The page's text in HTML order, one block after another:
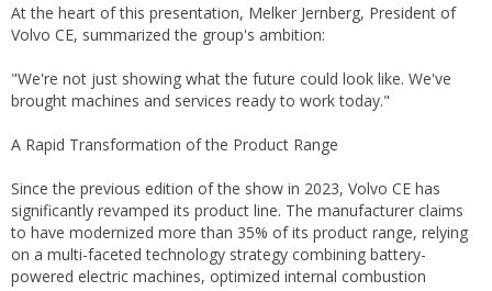
At the heart of this presentation, Melker Jernberg, President of
Volvo CE, summarized the group's ambition:
"We're not just showing what the future could look like. We've
brought machines and services ready to work today."
A Rapid Transformation of the Product Range
Since the previous edition of the show in 2023, Volvo CE has
significantly revamped its product line. The manufacturer claims
to have modernized more than 35% of its product range, relying
on a multi-faceted technology strategy combining battery-
powered electric machines, optimized internal combustion